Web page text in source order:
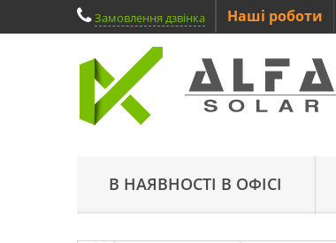
Замовлення дзвінка Наші роботи
В НАЯВНОСТІ В ОФІСІ